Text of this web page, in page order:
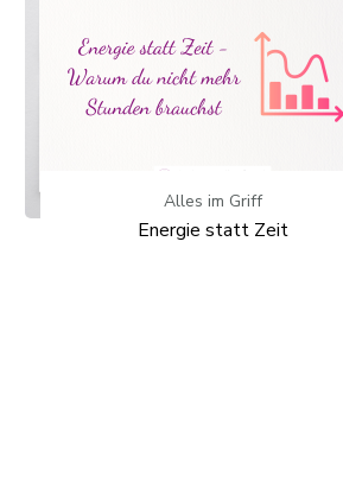
Alles im Griff
Energie statt Zeit